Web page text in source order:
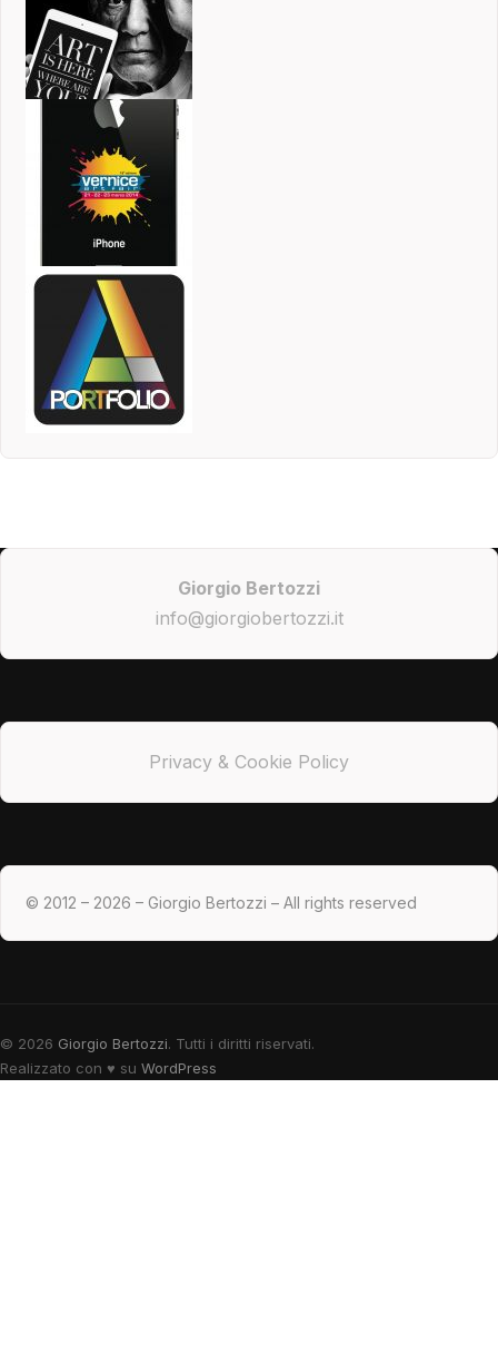
Giorgio Bertozzi
info@giorgiobertozzi.it
Privacy & Cookie Policy
© 2012 – 2026 – Giorgio Bertozzi – All rights reserved
© 2026 Giorgio Bertozzi. Tutti i diritti riservati.
Realizzato con ♥ su WordPress